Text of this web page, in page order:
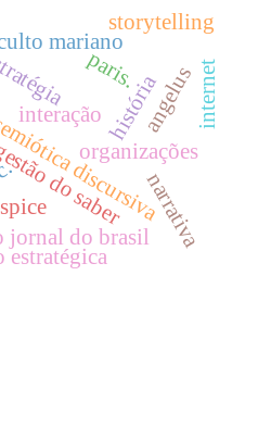
interação
do saber
discursiva
estratégica
organizações
jornal do brasil
história
mariano
angelus
storytelling
narrativa
paris. internet